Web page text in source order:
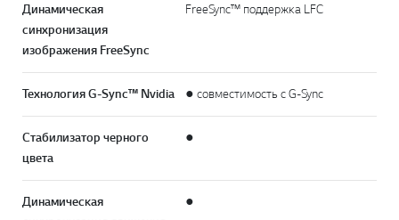
Динамическая
синхронизация
изображения FreeSync
FreeSync™ поддержка LFC
Технология G-Sync™ Nvidia ● совместимость с G-Sync
Стабилизатор черного
цвета
●
Динамическая
●